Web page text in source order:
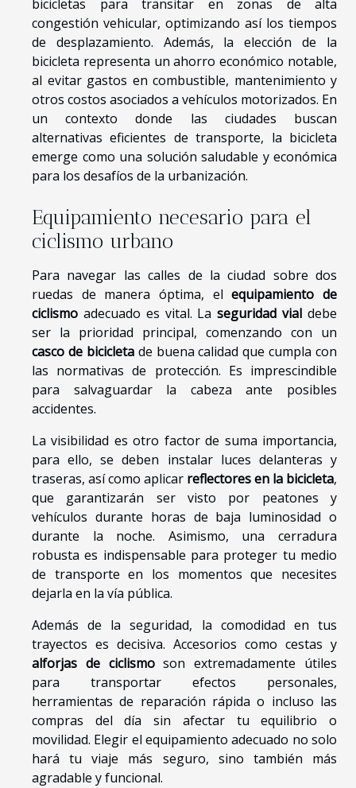
bicicletas para transitar en zonas de alta
congestión vehicular, optimizando así los tiempos
de desplazamiento. Además, la elección de la
bicicleta representa un ahorro económico notable,
al evitar gastos en combustible, mantenimiento y
otros costos asociados a vehículos motorizados. En
un contexto donde las ciudades buscan
alternativas eficientes de transporte, la bicicleta
emerge como una solución saludable y económica
para los desafíos de la urbanización.
Equipamiento necesario para el
ciclismo urbano
Para navegar las calles de la ciudad sobre dos
ruedas de manera óptima, elequipamiento de
ciclismo adecuado es vital. Laseguridad vial debe
ser la prioridad principal, comenzando con un
casco de bicicletade buena calidad que cumpla con
las normativas de protección. Es imprescindible
para salvaguardar la cabeza ante posibles
accidentes.
La visibilidad es otro factor de suma importancia,
para ello, se deben instalar luces delanteras y
traseras, así como aplicar reflectores en la bicicleta,
que garantizarán ser visto por peatones y
vehículos durante horas de baja luminosidad o
durante la noche. Asimismo, una cerradura
robusta es indispensable para proteger tu medio
de transporte en los momentos que necesites
dejarla en la vía pública.
Además de la seguridad, la comodidad en tus
trayectos es decisiva. Accesorios como cestas y
alforjas de ciclismoson extremadamente útiles
para transportar efectos personales,
herramientas de reparación rápida o incluso las
compras del día sin afectar tu equilibrio o
movilidad. Elegir el equipamiento adecuado no solo
hará tu viaje más seguro, sino también más
agradable y funcional.